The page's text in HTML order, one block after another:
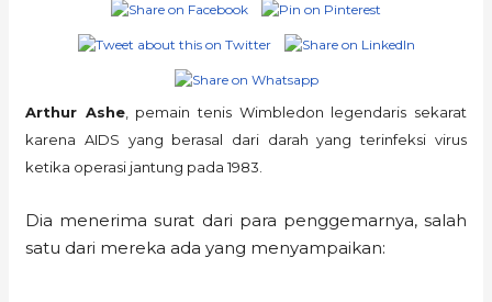
Arthur Ashe, pemain tenis Wimbledon legendaris sekarat
karena AIDS yang berasal dari darah yang terinfeksi virus
ketika operasi jantung pada 1983.
Dia menerima surat dari para penggemarnya, salah
satu dari mereka ada yang menyampaikan: